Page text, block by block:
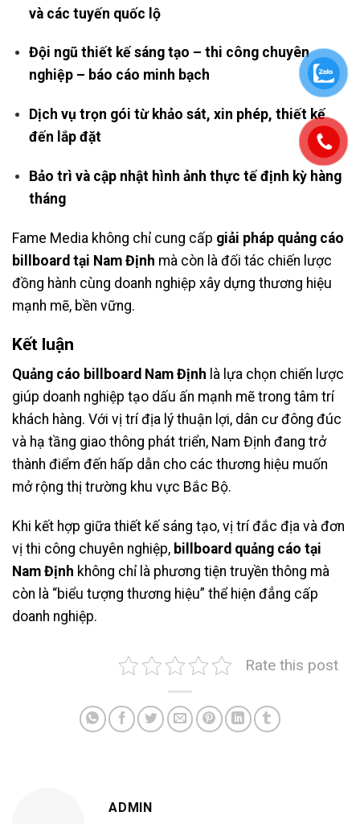
và các tuyến quốc lộ
Đội ngũ thiết kế sáng tạo – thi công chuyên
nghiệp – báo cáo minh bạch
Dịch vụ trọn gói từ khảo sát, xin phép, thiết kế
đến lắp đặt
Bảo trì và cập nhật hình ảnh thực tế định kỳ hàng
tháng
Fame Media không chỉ cung cấp giải pháp quảng cáo
billboard tại Nam Định mà còn là đối tác chiến lược
đồng hành cùng doanh nghiệp xây dựng thương hiệu
mạnh mẽ, bền vững.
Kết luận
Quảng cáo billboard Nam Định là lựa chọn chiến lược
giúp doanh nghiệp tạo dấu ấn mạnh mẽ trong tâm trí
khách hàng. Với vị trí địa lý thuận lợi, dân cư đông đúc
và hạ tầng giao thông phát triển, Nam Định đang trở
thành điểm đến hấp dẫn cho các thương hiệu muốn
mở rộng thị trường khu vực Bắc Bộ.
Khi kết hợp giữa thiết kế sáng tạo, vị trí đắc địa và đơn
vị thi công chuyên nghiệp, billboard quảng cáo tại
Nam Định không chỉ là phương tiện truyền thông mà
còn là “biểu tượng thương hiệu” thể hiện đẳng cấp
doanh nghiệp.
Rate this post
ADMIN